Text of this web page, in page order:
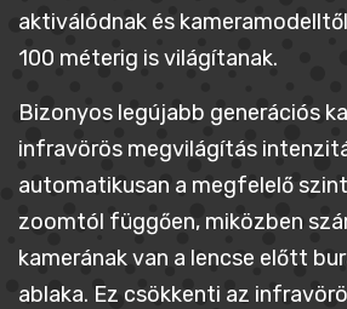
aktiválódnak és
100 méterig is világítanak.
Bizonyos legújabb generációs
infravörös megvilágítás
automatikusan a megfelelő
zoomtól függően, miközben
kamerának van a lencse előtt
ablaka. Ez csökkenti az